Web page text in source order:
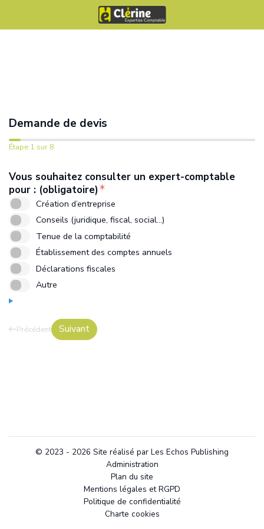
Demande de devis
Étape 1 sur 8
Vous souhaitez consulter un expert-comptable
pour : (obligatoire)
Création d’entreprise
Conseils (juridique, fiscal, social...)
Tenue de la comptabilité
Établissement des comptes annuels
Déclarations fiscales
Autre
TPE / Entrepreneurs
PME / ETI
Professions libérales
Associations
Professions agricoles
Autre
Création
Lancement
Développement
Stabilisation
Déclin
Transmission
Aucun salarié
1 à 5 salariés
6 à 9 salariés
10 à 24 salariés
25 à 49 salariés
50 et plus
Moins de 100 000 €
De 100 000 à 250 000 €
De 250 000 à 500 000 €
De 500 000 à 1 Millions €
De 1 M à 2 Millions €
2 Millions € et plus
Oui
Non
Précédent Suivant
© 2023 - 2026 Site réalisé par Les Echos Publishing
Administration
Plan du site
Mentions légales et RGPD
Politique de confidentialité
Charte cookies